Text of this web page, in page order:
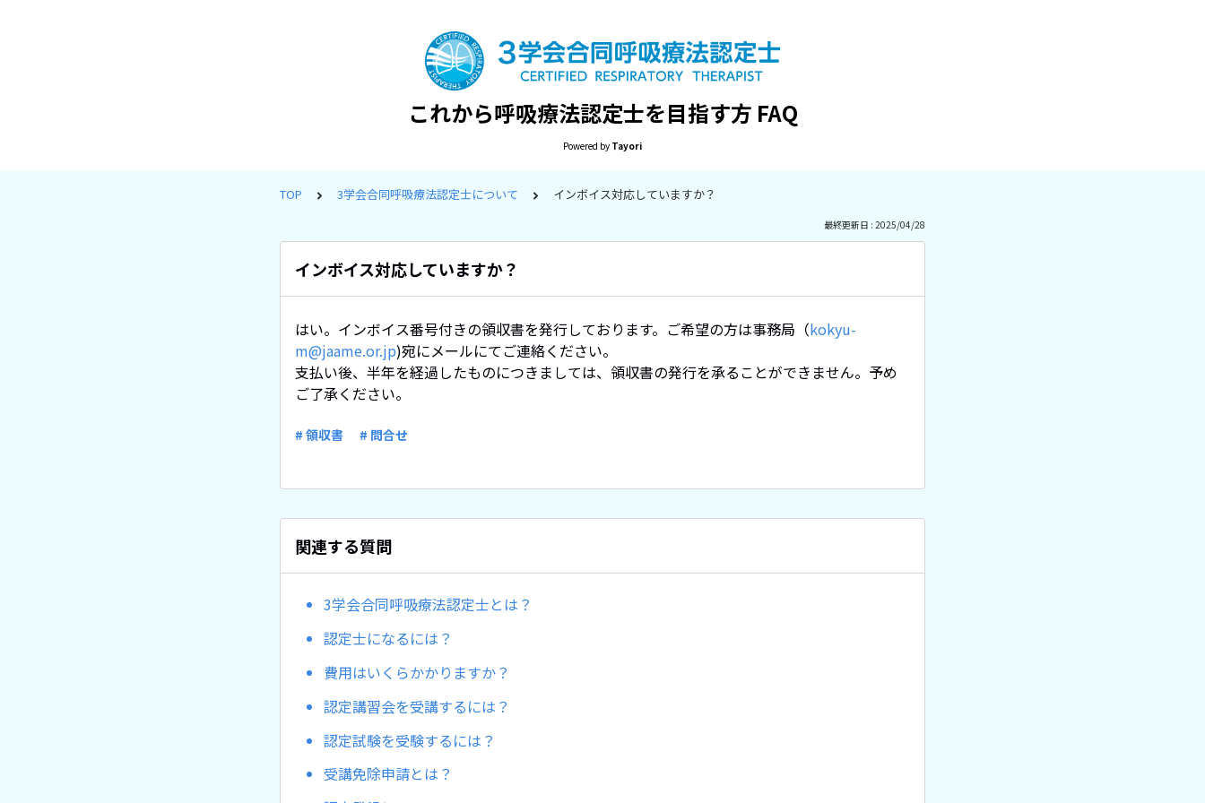
これから呼吸療法認定士を目指す方 FAQ
Powered by Tayori
TOP 3学会合同呼吸療法認定士について インボイス対応していますか？
最終更新日 : 2025/04/28
インボイス対応していますか？
はい。インボイス番号付きの領収書を発行しております。ご希望の方は事務局（kokyu-
m@jaame.or.jp)宛にメールにてご連絡ください。
支払い後、半年を経過したものにつきましては、領収書の発行を承ることができません。予め
ご了承ください。
# 領収書 # 問合せ
関連する質問
3学会合同呼吸療法認定士とは？
認定士になるには？
費用はいくらかかりますか？
認定講習会を受講するには？
認定試験を受験するには？
受講免除申請とは？